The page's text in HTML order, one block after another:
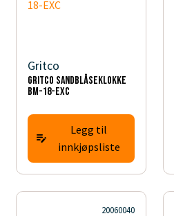
Gritco
Gritco sandblåseklokke
BM-18-EXC
Legg til
innkjøpsliste
20060040